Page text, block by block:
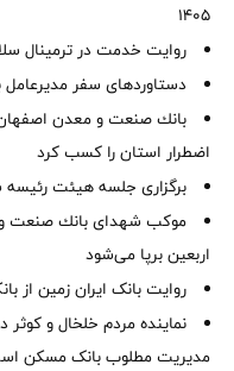
1405
روایت خدمت در ترمینال
دستاوردهای سفر
بانك صنعت و معدن
اضطرار استان را كسب كرد
برگزاری جلسه هیئت رئیسه
موكب شهدای بانك صنعت و
اربعین برپا می‌شود
روایت بانک ایران زمین از
مدیریت مطلوب بانک مسکن